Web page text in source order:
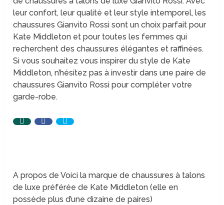
leur confort, leur qualité et leur style intemporel, les
chaussures Gianvito Rossi sont un choix parfait pour
Kate Middleton et pour toutes les femmes qui
recherchent des chaussures élégantes et raffinées.
Si vous souhaitez vous inspirer du style de Kate
Middleton, n’hésitez pas à investir dans une paire de
chaussures Gianvito Rossi pour compléter votre
garde-robe.
A propos de Voici la marque de chaussures à talons
de luxe préférée de Kate Middleton (elle en
possède plus d’une dizaine de paires)